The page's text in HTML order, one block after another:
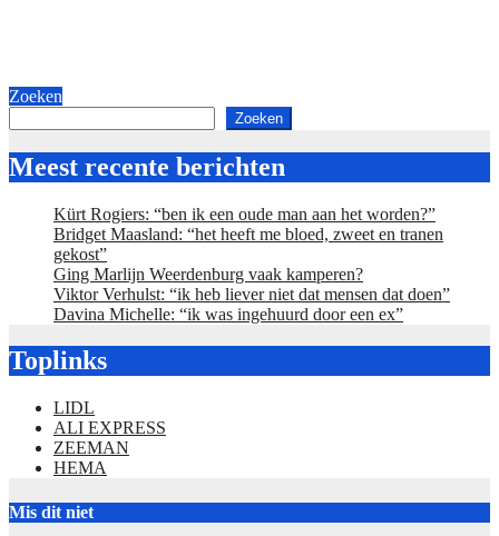
Zoeken
Zoeken
Meest recente berichten
Kürt Rogiers: “ben ik een oude man aan het worden?”
Bridget Maasland: “het heeft me bloed, zweet en tranen
gekost”
Ging Marlijn Weerdenburg vaak kamperen?
Viktor Verhulst: “ik heb liever niet dat mensen dat doen”
Davina Michelle: “ik was ingehuurd door een ex”
Toplinks
LIDL
ALI EXPRESS
ZEEMAN
HEMA
Mis dit niet